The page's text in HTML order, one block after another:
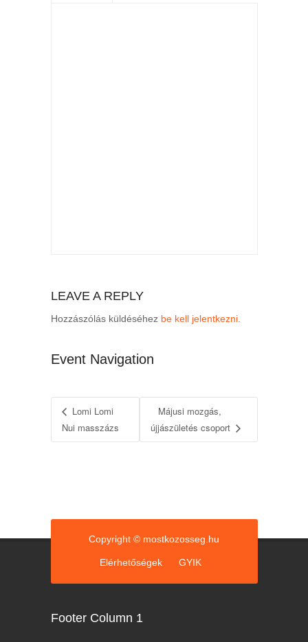
LEAVE A REPLY
Hozzászólás küldéséhez be kell jelentkezni.
Event Navigation
Lomi Lomi
Nui masszázs
Májusi mozgás,
újjászületés csoport
Copyright © mostkozosseg.hu
Elérhetőségek GYIK
Footer Column 1